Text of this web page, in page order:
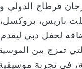
قرطاج الدولي و
باريس،
لحفل دبي
تمزج بين
في تجربة